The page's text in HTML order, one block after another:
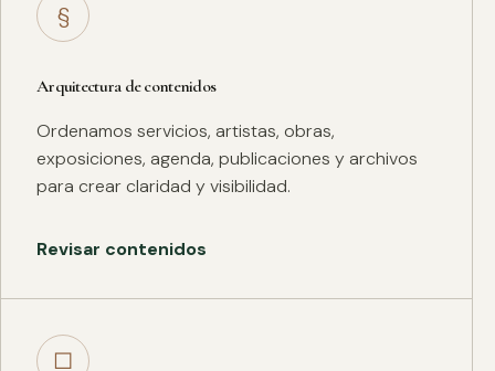
§
Arquitectura de contenidos
Ordenamos servicios, artistas, obras,
exposiciones, agenda, publicaciones y archivos
para crear claridad y visibilidad.
Revisar contenidos
□